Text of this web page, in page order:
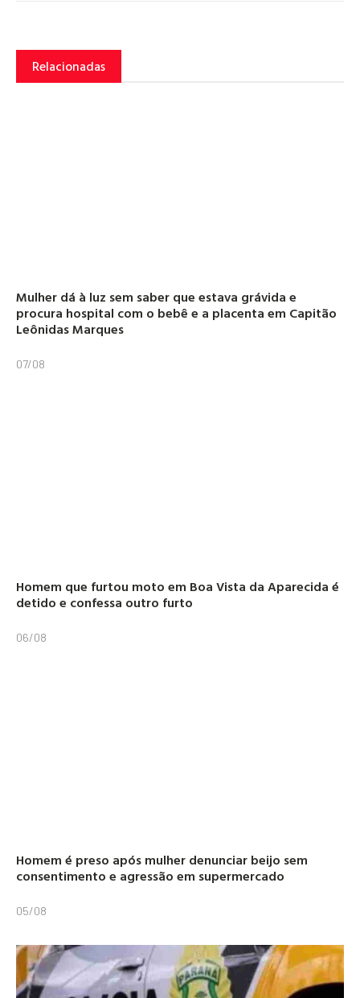
Relacionadas
Mulher dá à luz sem saber que estava grávida e
procura hospital com o bebê e a placenta em Capitão
Leônidas Marques
07/08
Homem que furtou moto em Boa Vista da Aparecida é
detido e confessa outro furto
06/08
Homem é preso após mulher denunciar beijo sem
consentimento e agressão em supermercado
05/08